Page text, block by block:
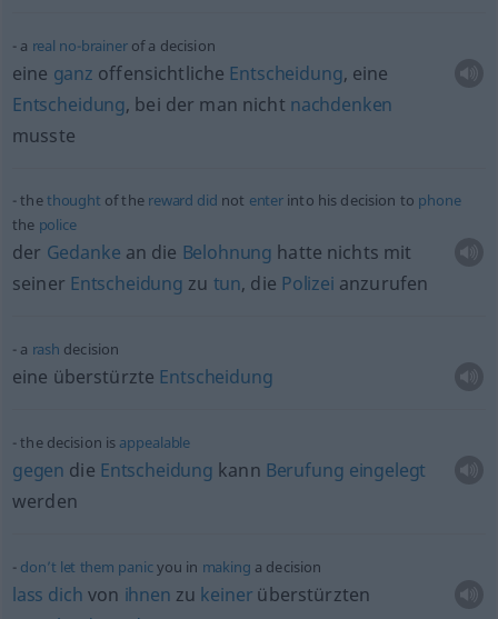
a real no-brainerof a decision
eine ganz offensichtliche Entscheidung, eine
Entscheidung, bei der man nicht nachdenken
musste
thethought of the reward did not enter into his decision to phone
the police
der Gedanke an die Belohnung hatte nichts mit
seiner Entscheidung zu tun, die Polizei anzurufen
a rash decision
eine überstürzte Entscheidung
the decision is appealable
gegen die Entscheidung kann Berufung eingelegt
werden
don’t let them panicyou in making a decision
lass dich von ihnen zu keiner überstürzten